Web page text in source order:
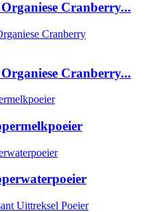
Organiese Cranberry...
Organiese Cranberry...